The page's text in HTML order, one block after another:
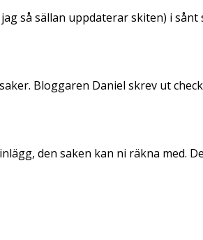
så sällan uppdaterar skiten) i sånt
Bloggaren Daniel skrev ut
den saken kan ni räkna med.